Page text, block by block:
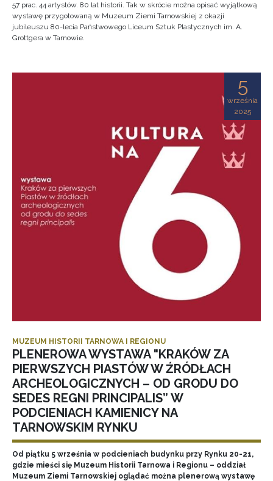
57 prac. 44 artystów. 80 lat historii. Tak w skrócie można opisać wyjątkową
wystawę przygotowaną w Muzeum Ziemi Tarnowskiej z okazji
jubileuszu 80-lecia Państwowego Liceum Sztuk Plastycznych im. A.
Grottgera w Tarnowie.
5
września
2025
MUZEUM HISTORII TARNOWA I REGIONU
PLENEROWA WYSTAWA "KRAKÓW ZA
PIERWSZYCH PIASTÓW W ŹRÓDŁACH
ARCHEOLOGICZNYCH – OD GRODU DO
SEDES REGNI PRINCIPALIS” W
PODCIENIACH KAMIENICY NA
TARNOWSKIM RYNKU
Od piątku 5 września w podcieniach budynku przy Rynku 20-21,
gdzie mieści się Muzeum Historii Tarnowa i Regionu – oddział
Muzeum Ziemi Tarnowskiej oglądać można plenerową wystawę